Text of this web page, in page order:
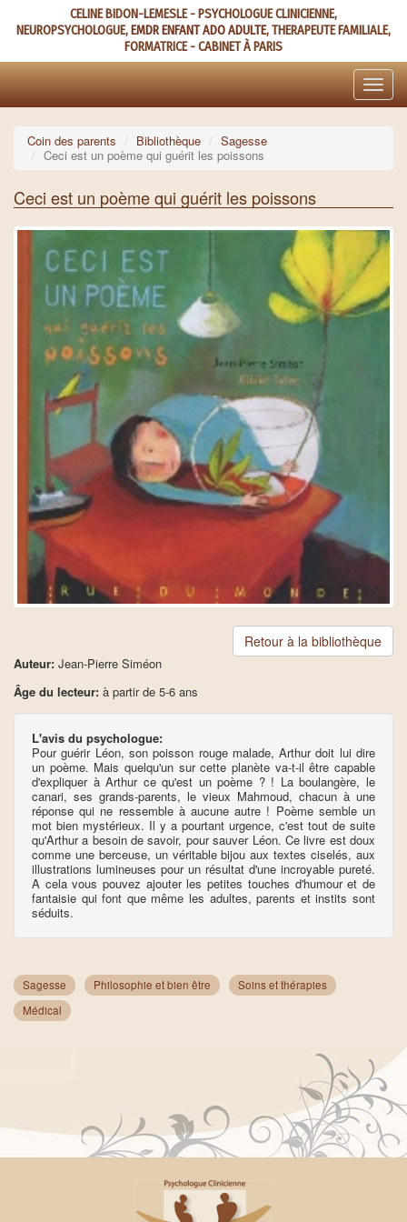
contenu
CELINE BIDON-LEMESLE - PSYCHOLOGUE CLINICIENNE,
NEUROPSYCHOLOGUE,EMDR ENFANT ADO ADULTE, THERAPEUTE FAMILIALE,
FORMATRICE - CABINET À PARIS
Toggle
Coin des parents Bibliothèque
Sagesse
Ceci est un poème qui guérit les poissons
Ceci est un poème qui guérit les poissons
Retour à la bibliothèque
Auteur: Jean-Pierre Siméon
Âge du lecteur: à partir de 5-6 ans
L'avis du psychologue:
Pour guérir Léon, son poisson rouge malade, Arthur doit lui dire
un poème. Mais quelqu'un sur cette planète va-t-il être capable
d'expliquer à Arthur ce qu'est un poème ? ! La boulangère, le
canari, ses grands-parents, le vieux Mahmoud, chacun à une
réponse qui ne ressemble à aucune autre ! Poème semble un
mot bien mystérieux. Il y a pourtant urgence, c'est tout de suite
qu'Arthur a besoin de savoir, pour sauver Léon. Ce livre est doux
comme une berceuse, un véritable bijou aux textes ciselés, aux
illustrations lumineuses pour un résultat d'une incroyable pureté.
A cela vous pouvez ajouter les petites touches d'humour et de
fantaisie qui font que même les adultes, parents et instits sont
séduits.
Sagesse Philosophie et bien être
Soins et thérapies
Médical